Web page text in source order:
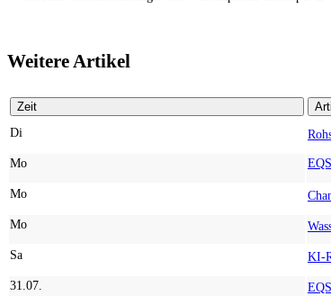
Weitere Artikel
Zeit
Di
Mo
Mo
Mo
Sa
31.07.